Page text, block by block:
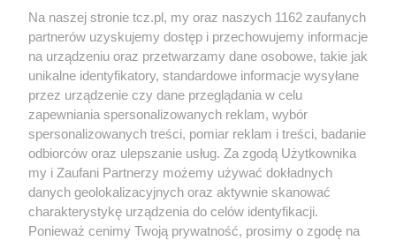
O FIRMIE POLITYKA PRYWATNOŚCI HOSTING
REKLAMA WSPÓŁPRACA RSS FACEBOOK KONTAKT
Nasze serwisy
Aktualności
Muzyka i kultura
Na naszej stronie tcz.pl, my oraz naszych 1162 zaufanych
partnerów uzyskujemy dostęp i przechowujemy informacje
na urządzeniu oraz przetwarzamy dane osobowe, takie jak
unikalne identyfikatory, standardowe informacje wysyłane
przez urządzenie czy dane przeglądania w celu
zapewniania spersonalizowanych reklam, wybór
spersonalizowanych treści, pomiar reklam i treści, badanie
odbiorców oraz ulepszanie usług. Za zgodą Użytkownika
my i Zaufani Partnerzy możemy używać dokładnych
danych geolokalizacyjnych oraz aktywnie skanować
charakterystykę urządzenia do celów identyfikacji.
Ponieważ cenimy Twoją prywatność, prosimy o zgodę na